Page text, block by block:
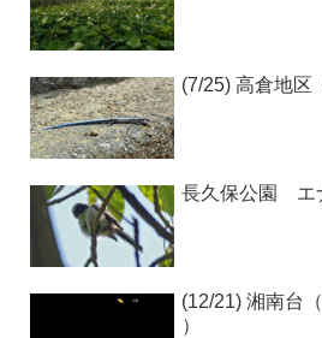
(7/25) 高倉地区
長久保公園 エ
(12/21) 湘南台
）